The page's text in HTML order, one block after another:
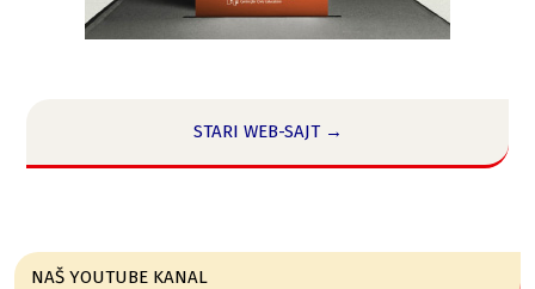
STARI WEB-SAJT →
NAŠ YOUTUBE KANAL